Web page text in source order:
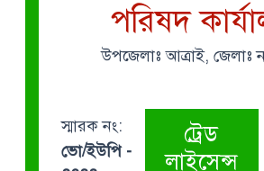
পরিষদ
উপজেলাঃ আত্রাই, জেলাঃ
স্মারক নং:
ভো/ইউপি -
ট্রেড
লাইসেন্স